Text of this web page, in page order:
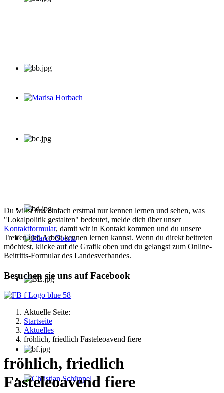
Marco Goertz
Christian Schüppel
Du willst uns einfach erstmal nur kennen lernen und sehen, was
"Lokalpolitik gestalten" bedeutet, melde dich über unser
Kontaktformular, damit wir in Kontakt kommen und du unsere
Treffen und Arbeit kennen lernen kannst. Wenn du direkt beitreten
möchtest, klicke auf die Grafik oben und du gelangst zum Online-
Beitritts-Formular des Landesverbandes.
Besuchen sie uns auf Facebook
Aktuelle Seite:
Startseite
Aktuelles
fröhlich, friedlich Fasteleoavend fiere
fröhlich, friedlich
Fasteleoavend fiere